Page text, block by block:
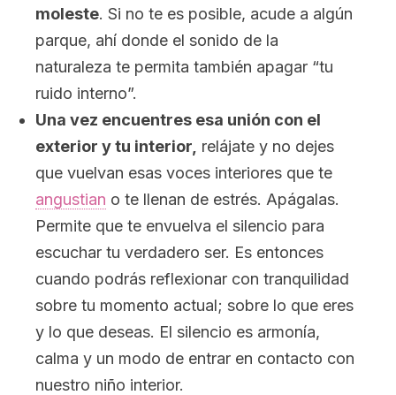
moleste. Si no te es posible, acude a algún
parque, ahí donde el sonido de la
naturaleza te permita también apagar “tu
ruido interno”.
Una vez encuentres esa unión con el
exterior y tu interior, relájate y no dejes
que vuelvan esas voces interiores que te
angustian o te llenan de estrés. Apágalas.
Permite que te envuelva el silencio para
escuchar tu verdadero ser. Es entonces
cuando podrás reflexionar con tranquilidad
sobre tu momento actual; sobre lo que eres
y lo que deseas. El silencio es armonía,
calma y un modo de entrar en contacto con
nuestro niño interior.